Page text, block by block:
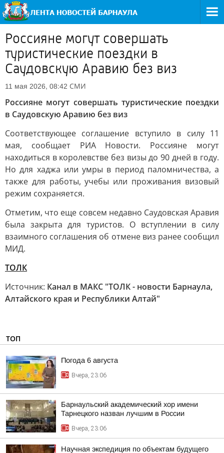
Россияне могут совершать
туристические поездки в
Саудовскую Аравию без виз
11 мая 2026, 08:42 СМИ
Россияне могут совершать туристические поездки
в Саудовскую Аравию без виз
Соответствующее соглашение вступило в силу 11
мая, сообщает РИА Новости. Россияне могут
находиться в королевстве без визы до 90 дней в году.
Но для хаджа или умры в период паломничества, а
также для работы, учебы или проживания визовый
режим сохраняется.
Отметим, что еще совсем недавно Саудовская Аравия
была закрыта для туристов. О вступлении в силу
взаимного соглашения об отмене виз ранее сообщил
МИД.
ТОЛК
Источник: Канал в МАКС "ТОЛК - новости Барнаула,
Алтайского края и Республики Алтай"
ТОП
Погода 6 августа
Вчера, 23:06
Барнаульский академический хор имени
Тарнецкого назван лучшим в России
Вчера, 23:06
Научная экспедиция по объектам будущего